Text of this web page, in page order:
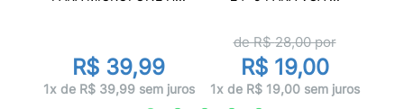
R$ 39,99
1x de R$ 39,99 sem juros
de R$28,00por
R$ 19,00
1x de R$ 19,00 sem juros